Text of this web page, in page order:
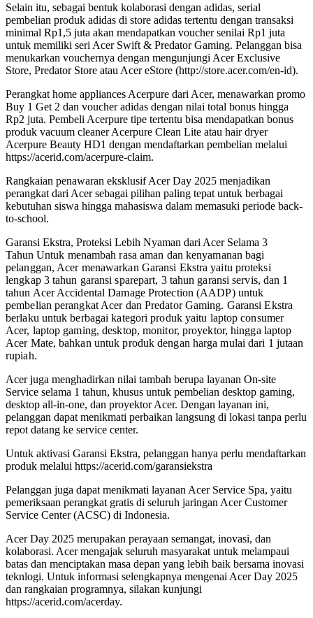
Selain itu, sebagai bentuk kolaborasi dengan adidas, serial
pembelian produk adidas di store adidas tertentu dengan transaksi
minimal Rp1,5 juta akan mendapatkan voucher senilai Rp1 juta
untuk memiliki seri Acer Swift & Predator Gaming. Pelanggan bisa
menukarkan vouchernya dengan mengunjungi Acer Exclusive
Store, Predator Store atau Acer eStore (http://store.acer.com/en-id).
Perangkat home appliances Acerpure dari Acer, menawarkan promo
Buy 1 Get 2 dan voucher adidas dengan nilai total bonus hingga
Rp2 juta. Pembeli Acerpure tipe tertentu bisa mendapatkan bonus
produk vacuum cleaner Acerpure Clean Lite atau hair dryer
Acerpure Beauty HD1 dengan mendaftarkan pembelian melalui
https://acerid.com/acerpure-claim.
Rangkaian penawaran eksklusif Acer Day 2025 menjadikan
perangkat dari Acer sebagai pilihan paling tepat untuk berbagai
kebutuhan siswa hingga mahasiswa dalam memasuki periode back-
to-school.
Garansi Ekstra, Proteksi Lebih Nyaman dari Acer Selama 3
Tahun Untuk menambah rasa aman dan kenyamanan bagi
pelanggan, Acer menawarkan Garansi Ekstra yaitu proteksi
lengkap 3 tahun garansi sparepart, 3 tahun garansi servis, dan 1
tahun Acer Accidental Damage Protection (AADP) untuk
pembelian perangkat Acer dan Predator Gaming. Garansi Ekstra
berlaku untuk berbagai kategori produk yaitu laptop consumer
Acer, laptop gaming, desktop, monitor, proyektor, hingga laptop
Acer Mate, bahkan untuk produk dengan harga mulai dari 1 jutaan
rupiah.
Acer juga menghadirkan nilai tambah berupa layanan On-site
Service selama 1 tahun, khusus untuk pembelian desktop gaming,
desktop all-in-one, dan proyektor Acer. Dengan layanan ini,
pelanggan dapat menikmati perbaikan langsung di lokasi tanpa perlu
repot datang ke service center.
Untuk aktivasi Garansi Ekstra, pelanggan hanya perlu mendaftarkan
produk melalui https://acerid.com/garansiekstra
Pelanggan juga dapat menikmati layanan Acer Service Spa, yaitu
pemeriksaan perangkat gratis di seluruh jaringan Acer Customer
Service Center (ACSC) di Indonesia.
Acer Day 2025 merupakan perayaan semangat, inovasi, dan
kolaborasi. Acer mengajak seluruh masyarakat untuk melampaui
batas dan menciptakan masa depan yang lebih baik bersama inovasi
teknlogi. Untuk informasi selengkapnya mengenai Acer Day 2025
dan rangkaian programnya, silakan kunjungi
https://acerid.com/acerday.